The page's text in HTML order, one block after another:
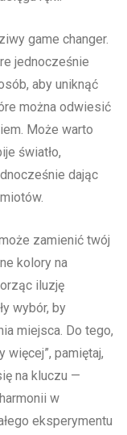
game changer.⁣
jednocześnie
⁤aby uniknąć
można odwiesić
Może warto
‌światło,
⁣dając
zamienić twój
kolory​ na
iluzję
​wybór, by
miejsca. Do tego,
więcej”, pamiętaj,
na kluczu —
w⁢
eksperymentu